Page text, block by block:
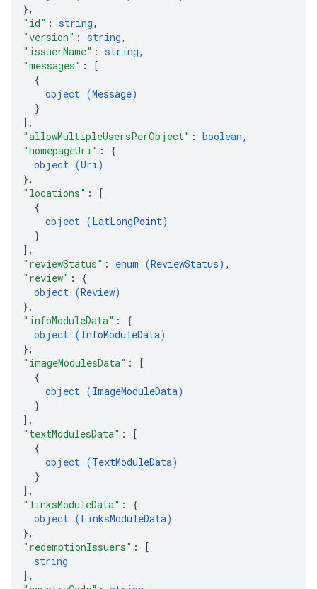
},
"id" : string,
"version" : string,
"issuerName" : string,
"messages" :
[
{
object (Message)
}
] ,
"allowMultipleUsersPerObject" : boolean,
"homepageUri" : {
object (Uri)
},
"locations" :
[
{
object (LatLongPoint)
}
] ,
"reviewStatus" : enum (ReviewStatus) ,
"review" : {
object (Review)
},
"infoModuleData" : {
object (InfoModuleData)
},
"imageModulesData" :
[
{
object (ImageModuleData)
}
] ,
"textModulesData" :
[
{
object (TextModuleData)
}
] ,
"linksModuleData" : {
object (LinksModuleData)
},
"redemptionIssuers" :
[
string
] ,